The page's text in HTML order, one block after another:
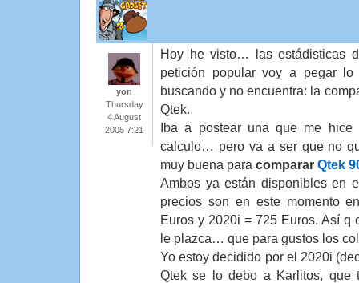
yon
Thursday
4 August
2005 7:21
Hoy he visto… las estádisticas
petición popular voy a pegar
buscando y no encuentra: la
Qtek.
Iba a postear una que me
calculo… pero va a ser que no
muy buena para comparar Qtek
Ambos ya están disponibles en
precios son en este momento
Euros y 2020i = 725 Euros. Así q
le plazca… que para gustos los
Yo estoy decidido por el 2020i
Qtek se lo debo a Karlitos, que